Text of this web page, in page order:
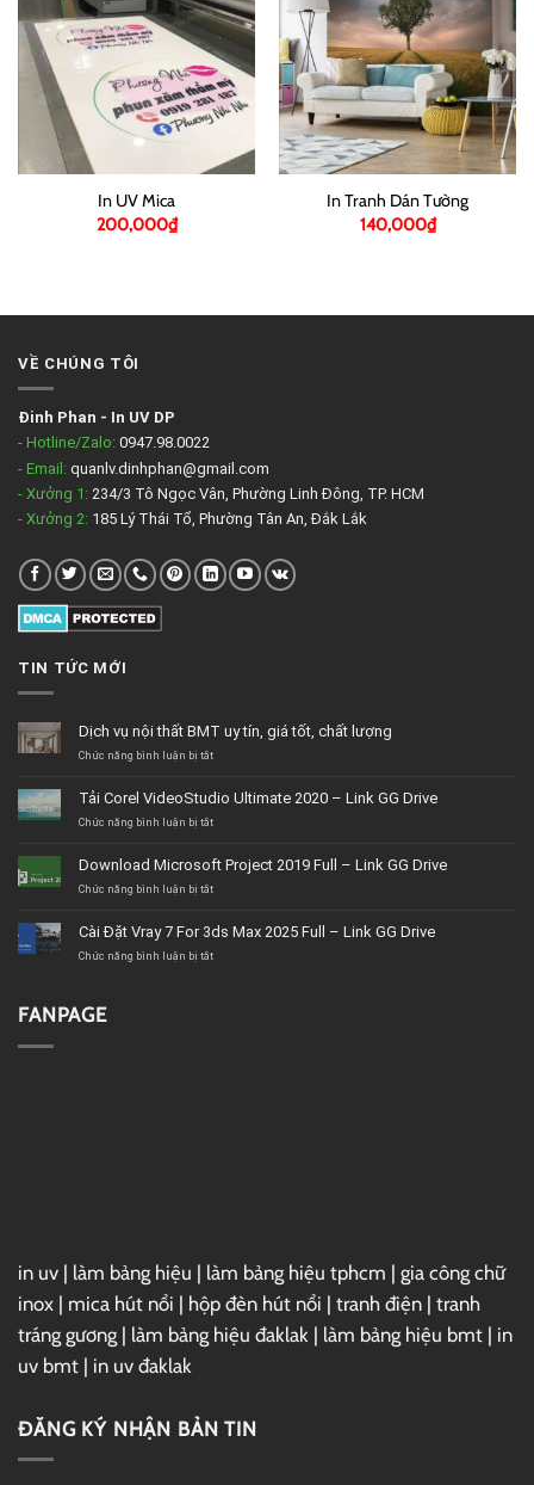
In UV Mica
200,000₫
In Tranh Dán Tường
140,000₫
VỀ CHÚNG TÔI
Đinh Phan - In UV DP
- Hotline/Zalo: 0947.98.0022
- Email: quanlv.dinhphan@gmail.com
- Xưởng 1: 234/3 Tô Ngọc Vân, Phường Linh Đông, TP. HCM
- Xưởng 2: 185 Lý Thái Tổ, Phường Tân An, Đắk Lắk
TIN TỨC MỚI
Dịch vụ nội thất BMT uy tín, giá tốt, chất lượng
Chức năng bình luận bị tắtở
nội
thất
tín,
giá
lượng
Tải Corel VideoStudio Ultimate 2020 – Link GG Drive
Chức năng bình luận bị tắtở
VideoStudio
Ultimate
Link
GG
Download Microsoft Project 2019 Full – Link GG Drive
Chức năng bình luận bị tắtở
Project
2019
Cài Đặt Vray 7 For 3ds Max 2025 Full – Link GG Drive
Chức năng bình luận bị tắtở
FANPAGE
in uv | làm bảng hiệu | làm bảng hiệu tphcm | gia công chữ
inox | mica hút nổi | hộp đèn hút nổi | tranh điện | tranh
tráng gương | làm bảng hiệu đaklak | làm bảng hiệu bmt | in
uv bmt | in uv đaklak
ĐĂNG KÝ NHẬN BẢN TIN